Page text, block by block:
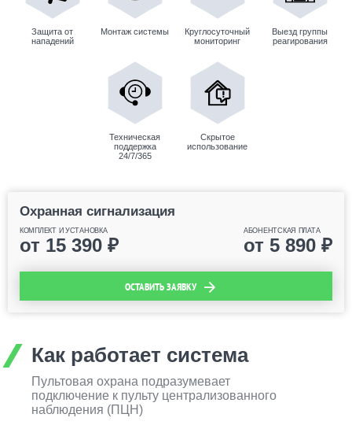
Защита от
нападений
Монтаж системы
Круглосуточный
мониторинг
Выезд группы
реагирования
Техническая
поддержка
24/7/365
Скрытое
использование
Охранная сигнализация
КОМПЛЕКТ И УСТАНОВКА
от 15 390 ₽
АБОНЕНТСКАЯ ПЛАТА
от 5 890 ₽
ОСТАВИТЬ ЗАЯВКУ
Как работает система
Пультовая охрана подразумевает
подключение к пульту централизованного
наблюдения (ПЦН)